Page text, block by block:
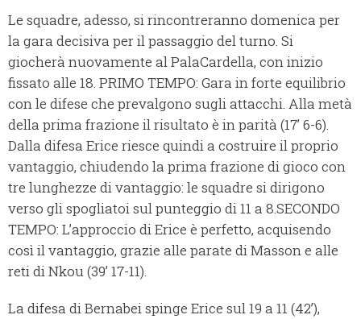
Le squadre, adesso, si rincontreranno domenica per
la gara decisiva per il passaggio del turno. Si
giocherà nuovamente al PalaCardella, con inizio
fissato alle 18. PRIMO TEMPO: Gara in forte equilibrio
con le difese che prevalgono sugli attacchi. Alla metà
della prima frazione il risultato è in parità (17’ 6-6).
Dalla difesa Erice riesce quindi a costruire il proprio
vantaggio, chiudendo la prima frazione di gioco con
tre lunghezze di vantaggio: le squadre si dirigono
verso gli spogliatoi sul punteggio di 11 a 8.SECONDO
TEMPO: L’approccio di Erice è perfetto, acquisendo
così il vantaggio, grazie alle parate di Masson e alle
reti di Nkou (39’ 17-11).
La difesa di Bernabei spinge Erice sul 19 a 11 (42’),